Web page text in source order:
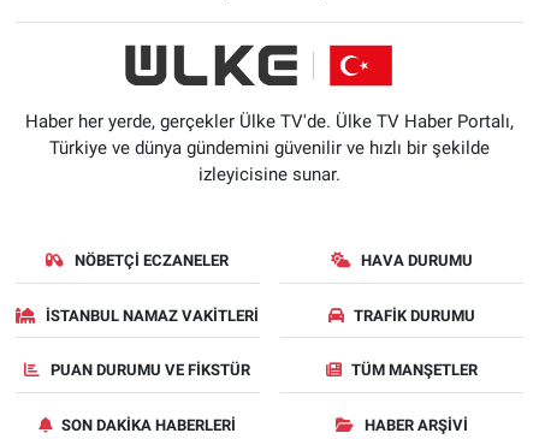
Haber her yerde, gerçekler Ülke TV'de. Ülke TV Haber Portalı,
Türkiye ve dünya gündemini güvenilir ve hızlı bir şekilde
izleyicisine sunar.
NÖBETÇI ECZANELER HAVA DURUMU
İSTANBUL NAMAZ VAKITLERI TRAFIK DURUMU
PUAN DURUMU VE FIKSTÜR TÜM MANŞETLER
SON DAKIKA HABERLERI HABER ARŞIVI